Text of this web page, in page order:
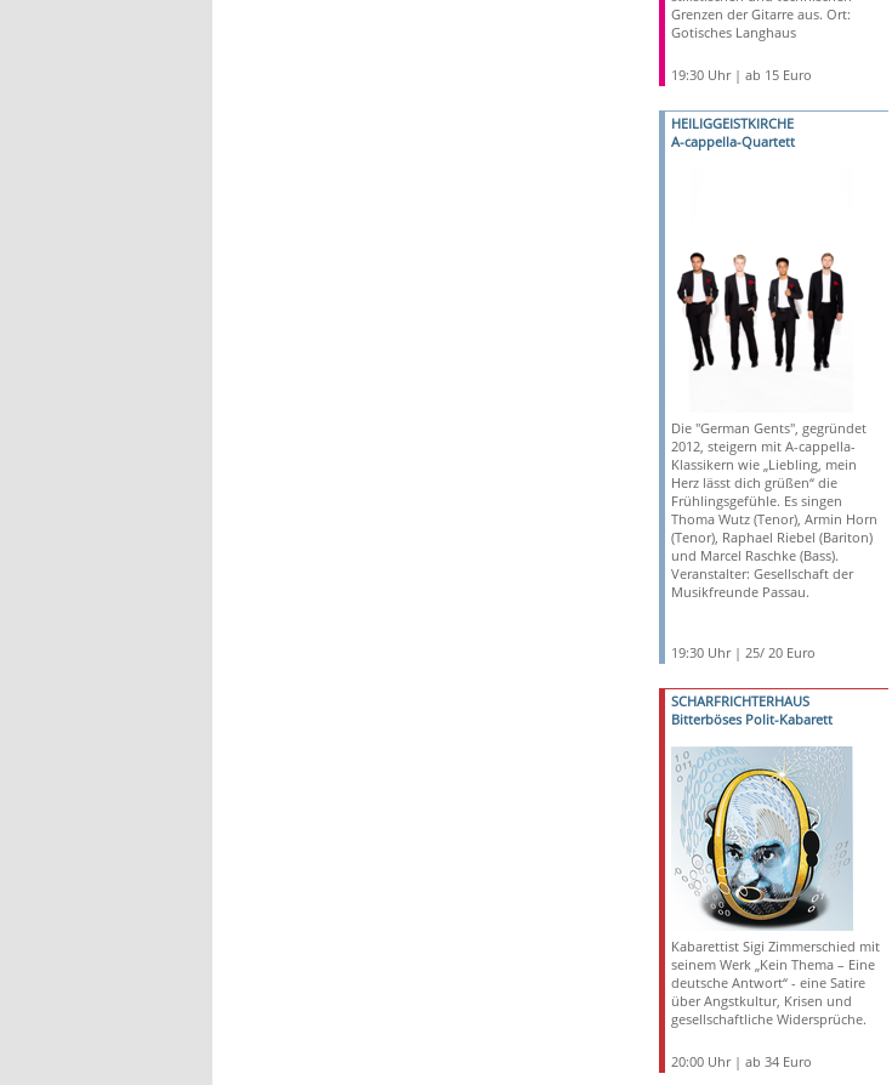
Grenzen der Gitarre aus. Ort:
Gotisches Langhaus
19:30 Uhr | ab 15 Euro
HEILIGGEISTKIRCHE
A-cappella-Quartett
Die "German Gents", gegründet
2012, steigern mit A-cappella-
Klassikern wie „Liebling, mein
Herz lässt dich grüßen“ die
Frühlingsgefühle. Es singen
Thoma Wutz (Tenor), Armin Horn
(Tenor), Raphael Riebel (Bariton)
und Marcel Raschke (Bass).
Veranstalter: Gesellschaft der
Musikfreunde Passau.
19:30 Uhr | 25/ 20 Euro
SCHARFRICHTERHAUS
Bitterböses Polit-Kabarett
Kabarettist Sigi Zimmerschied mit
seinem Werk „Kein Thema – Eine
deutsche Antwort“ - eine Satire
über Angstkultur, Krisen und
gesellschaftliche Widersprüche.
20:00 Uhr | ab 34 Euro